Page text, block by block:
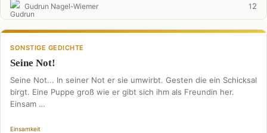
Gudrun Nagel-Wiemer 1 2
SONSTIGE GEDICHTE
Seine Not!
Seine Not... In seiner Not er sie umwirbt. Gesten die ein Schicksal
birgt. Eine Puppe groß wie er gibt sich ihm als Freundin her.
Einsam …
Einsamkeit